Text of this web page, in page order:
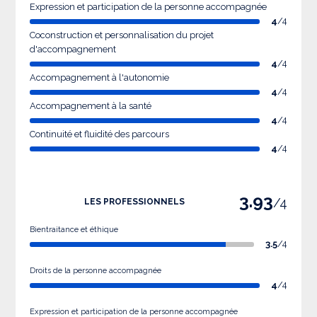
Expression et participation de la personne accompagnée
4/4
Coconstruction et personnalisation du projet
d'accompagnement
4/4
Accompagnement à l'autonomie
4/4
Accompagnement à la santé
4/4
Continuité et fluidité des parcours
4/4
LES PROFESSIONNELS 3.93/4
Bientraitance et éthique
3.5/4
Droits de la personne accompagnée
4/4
Expression et participation de la personne accompagnée